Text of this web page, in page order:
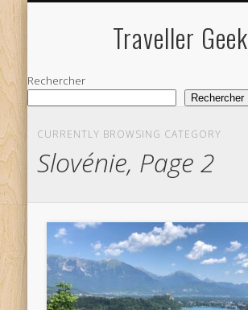
Traveller Geek
Rechercher
Rechercher
CURRENTLY BROWSING CATEGORY
Slovénie, Page 2